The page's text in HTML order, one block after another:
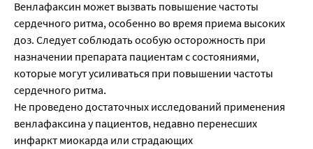
Венлафаксин может вызвать повышение частоты
сердечного ритма, особенно во время приема высоких
доз. Следует соблюдать особую осторожность при
назначении препарата пациентам с состояниями,
которые могут усиливаться при повышении частоты
сердечного ритма.
Не проведено достаточных исследований применения
венлафаксина у пациентов, недавно перенесших
инфаркт миокарда или страдающих